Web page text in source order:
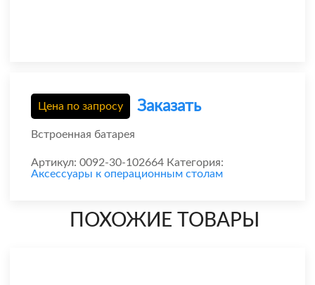
Цена по запросу Заказать
Встроенная батарея
Артикул: 0092-30-102664 Категория:
Аксессуары к операционным столам
ПОХОЖИЕ ТОВАРЫ